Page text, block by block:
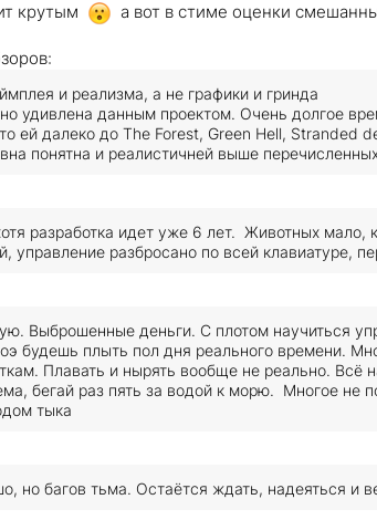
крутым
а вот в стиме оценки
и реализма, а не графики и гринда
удивлена данным проектом. Очень долгое
ей далеко до The Forest, Green Hell, Stranded
понятна и реалистичней выше
разработка идет уже 6 лет. Животных мало,
управление разбросано по всей клавиатуре,
Выброшенные деньги. С плотом научиться
будешь плыть пол дня реального времени.
Плавать и нырять вообще не реально. Всё
бегай раз пять за водой к морю. Многое не
тыка
но багов тьма. Остаётся ждать, надеяться и